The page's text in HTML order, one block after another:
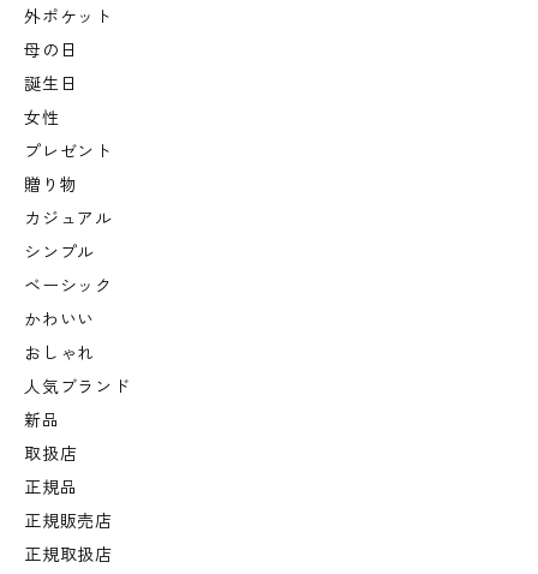
外ポケット
母の日
誕生日
女性
プレゼント
贈り物
カジュアル
シンプル
ベーシック
かわいい
おしゃれ
人気ブランド
新品
取扱店
正規品
正規販売店
正規取扱店